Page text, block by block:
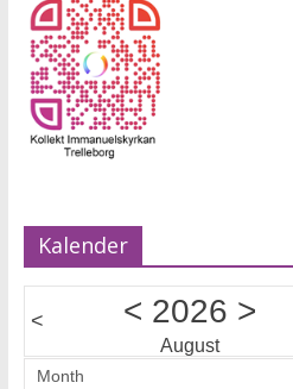
Kalender
< < 2026 >
August
Month